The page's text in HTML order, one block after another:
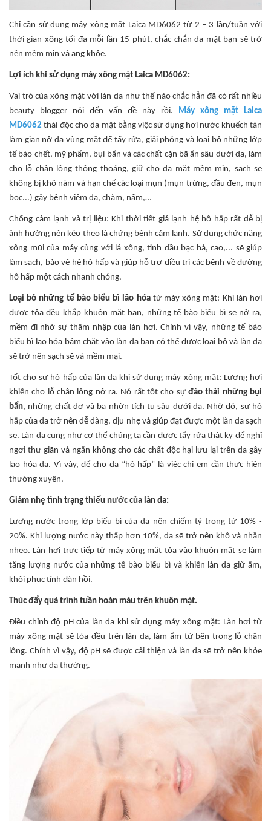
Chỉ cần sử dụng máy xông mặt Laica MD6062 từ 2 – 3 lần/tuần với
thời gian xông tối đa mỗi lần 15 phút, chắc chắn da mặt bạn sẽ trở
nên mềm mịn và ang khỏe.
Lợi ích khi sử dụng máy xông mặt Laica MD6062:
Vai trò của xông mặt với làn da như thế nào chắc hẳn đã có rất nhiều
beauty blogger nói đến vấn đề này rồi.
Máy xông mặt Laica
MD6062 thải độc cho da mặt bằng việc sử dụng hơi nước khuếch tán
làm giãn nở da vùng mặt để tẩy rửa, giải phóng và loại bỏ những lớp
tế bào chết, mỹ phẩm, bụi bẩn và các chất cặn bã ẩn sâu dưới da, làm
cho lỗ chân lông thông thoáng, giữ cho da mặt mềm mịn, sạch sẽ
không bị khô nám và hạn chế các loại mụn (mụn trứng, đầu đen, mụn
bọc...) gây bệnh viêm da, chàm, nấm,…
Chống cảm lạnh và trị liệu: Khi thời tiết giá lạnh hệ hô hấp rất dễ bị
ảnh hưởng nên kéo theo là chứng bệnh cảm lạnh. Sử dụng chức năng
xông mũi của máy cùng với lá xông, tinh dầu bạc hà, cao,... sẽ giúp
làm sạch, bảo vệ hệ hô hấp và giúp hỗ trợ điều trị các bệnh về đường
hô hấp một cách nhanh chóng.
Loại bỏ những tế bào biểu bì lão hóatừ máy xông mặt: Khi làn hơi
được tỏa đều khắp khuôn mặt bạn, những tế bào biểu bì sẽ nở ra,
mềm đi nhờ sự thâm nhập của làn hơi. Chính vì vậy, những tế bào
biểu bì lão hóa bám chặt vào làn da bạn có thể được loại bỏ và làn da
sẽ trở nên sạch sẽ và mềm mại.
Tốt cho sự hô hấp của làn da khi sử dụng máy xông mặt: Lượng hơi
khiến cho lỗ chân lông nở ra. Nó rất tốt cho sựđào thải những bụi
bẩn, những chất dơ và bã nhờn tích tụ sâu dưới da. Nhờ đó, sự hô
hấp của da trở nên dễ dàng, dịu nhẹ và giúp đạt được một làn da sạch
sẽ. Làn da cũng như cơ thể chúng ta cần được tẩy rửa thật kỹ để nghỉ
ngơi thư giãn và ngăn không cho các chất độc hại lưu lại trên da gây
lão hóa da. Vì vậy, để cho da “hô hấp” là việc chị em cần thực hiện
thường xuyên.
Giảm nhẹ tình trạng thiếu nước của làn da:
Lượng nước trong lớp biểu bì của da nên chiếm tỷ trọng từ 10% -
20%. Khi lượng nước này thấp hơn 10%, da sẽ trở nên khô và nhăn
nheo. Làn hơi trực tiếp từ máy xông mặt tỏa vào khuôn mặt sẽ làm
tăng lượng nước của những tế bào biểu bì và khiến làn da giữ ẩm,
khôi phục tính đàn hồi.
Thúc đẩy quá trình tuần hoàn máu trên khuôn mặt.
Điều chỉnh độ pH của làn da khi sử dụng máy xông mặt: Làn hơi từ
máy xông mặt sẽ tỏa đều trên làn da, làm ẩm từ bên trong lỗ chân
lông. Chính vì vậy, độ pH sẽ được cải thiện và làn da sẽ trở nên khỏe
mạnh như da thường.